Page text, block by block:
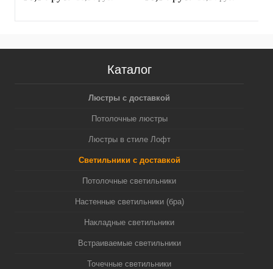
Каталог
Люстры с доставкой
Потолочные люстры
Люстры в стиле Лофт
Светильники с доставкой
Потолочные светильники
Настенные светильники (бра)
Накладные светильники
Встраиваемые светильники
Точечные светильники